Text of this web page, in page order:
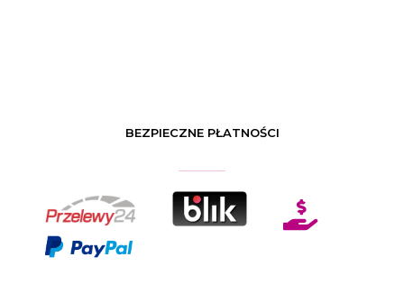
BEZPIECZNE PŁATNOŚCI
